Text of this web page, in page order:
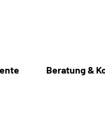
Beratung &